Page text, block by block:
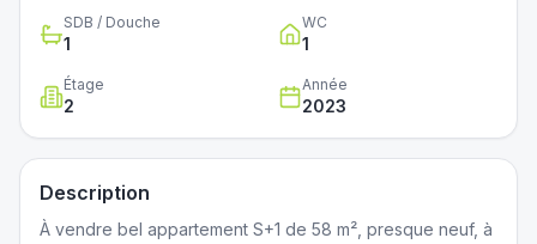
SDB / Douche
1
WC
1
Étage
2
Année
2023
Description
À vendre bel appartement S+1 de 58 m², presque neuf, à